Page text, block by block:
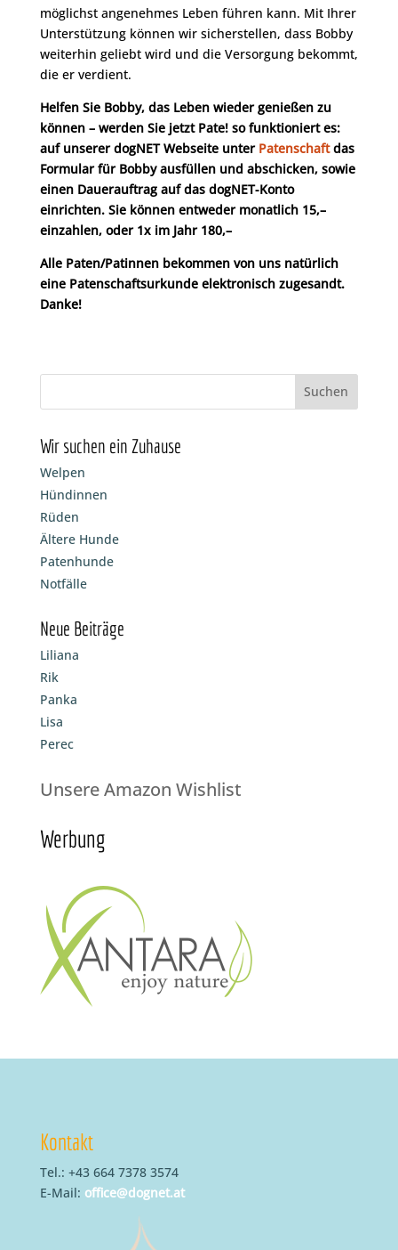
möglichst angenehmes Leben führen kann. Mit Ihrer
Unterstützung können wir sicherstellen, dass Bobby
weiterhin geliebt wird und die Versorgung bekommt,
die er verdient.
Helfen Sie Bobby, das Leben wieder genießen zu
können – werden Sie jetzt Pate! so funktioniert es:
auf unserer dogNET Webseite unter Patenschaftdas
Formular für Bobby ausfüllen und abschicken, sowie
einen Dauerauftrag auf das dogNET-Konto
einrichten. Sie können entweder monatlich 15,–
einzahlen, oder 1x im Jahr 180,–
Alle Paten/Patinnen bekommen von uns natürlich
eine Patenschaftsurkunde elektronisch zugesandt.
Danke!
Wir suchen ein Zuhause
Welpen
Hündinnen
Rüden
Ältere Hunde
Patenhunde
Notfälle
Neue Beiträge
Liliana
Rik
Panka
Lisa
Perec
Unsere Amazon Wishlist
Werbung
Kontakt
Tel.: +43 664 7378 3574
E-Mail: office@dognet.at